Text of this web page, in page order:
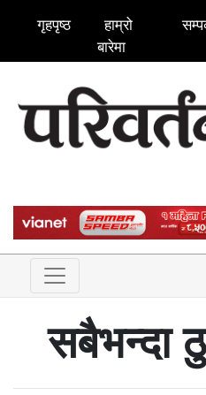
गृहपृष्ठ
हाम्रो
बारेमा
सबैभन्दा